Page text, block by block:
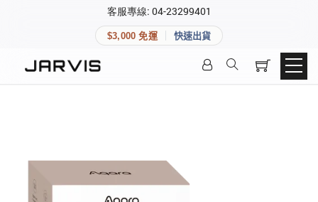
客服專線: 04-23299401
$3,000 免運 快速出貨
快速連結
精品家電
登入後可查看訂單、會員資料與收藏清單。